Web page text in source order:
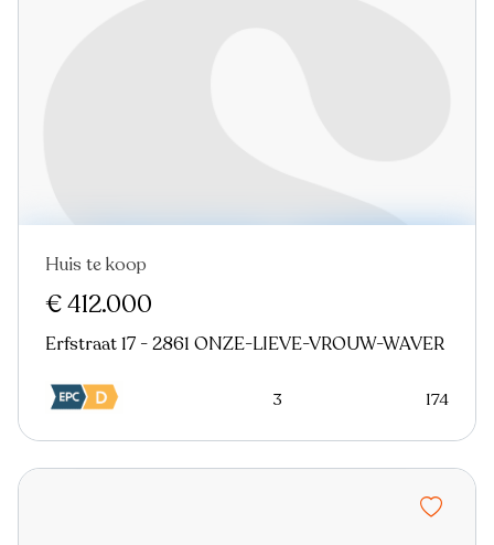
Huis te koop
€ 412.000
Erfstraat 17 - 2861 ONZE-LIEVE-VROUW-WAVER
3 174